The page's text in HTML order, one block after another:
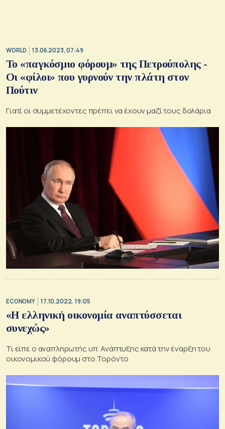
WORLD 13.06.2023, 07:49
Το «παγκόσμιο φόρουμ» της Πετρούπολης -
Οι «φίλοι» που γυρνούν την πλάτη στον
Πούτιν
Γιατί οι συμμετέχοντες πρέπει να έχουν μαζί τους δολάρια
ECONOMY 17.10.2022, 19:05
«Η ελληνική οικονομία αναπτύσσεται
συνεχώς»
Τι είπε ο αναπληρωτής υπ. Ανάπτυξης κατά την έναρξη του
οικονομικού φόρουμ στο Τορόντο